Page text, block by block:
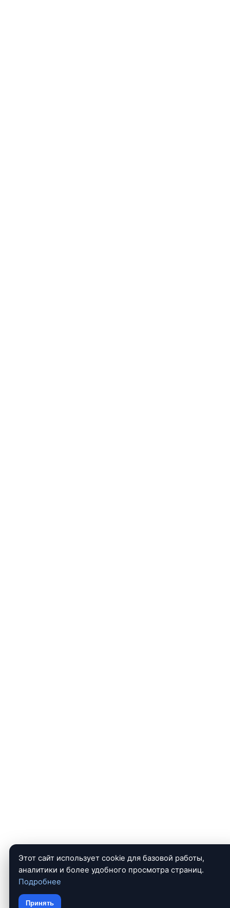
Этот сайт использует cookie для базовой работы,
аналитики и более удобного просмотра страниц.
Подробнее
Принять